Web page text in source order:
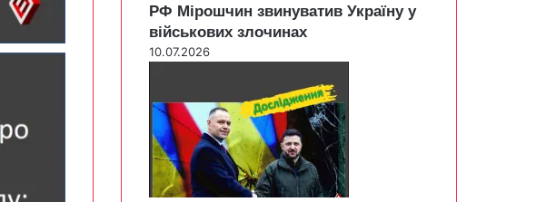
РФ Мірошчин звинуватив Україну у
військових злочинах
10.07.2026